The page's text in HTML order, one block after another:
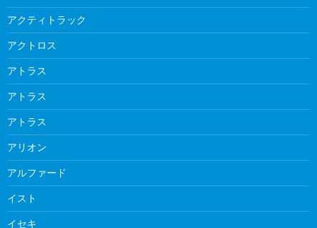
アクティトラック
アクトロス
アトラス
アトラス
アトラス
アリオン
アルファード
イスト
イセキ